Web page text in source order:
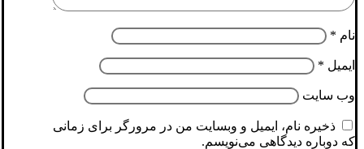
نام *
ایمیل *
وب‌ سایت
ذخیره نام، ایمیل و وبسایت من در مرورگر برای زمانی
که دوباره دیدگاهی می‌نویسم.